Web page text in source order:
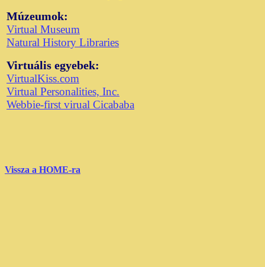
Múzeumok:
Virtual Museum
Natural History Libraries
Virtuális egyebek:
VirtualKiss.com
Virtual Personalities, Inc.
Webbie-first virual Cicababa
Vissza a HOME-ra